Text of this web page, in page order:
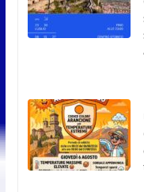
Dreaming San
iscrizioni
5 Agosto 2026
Compak: Renato